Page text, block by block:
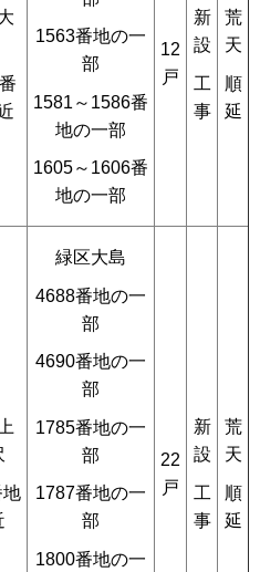
1563番地の一
部
1581～1586番
地の一部
1605～1606番
地の一部
12
戸
新
設
工
事
荒
天
順
延
緑区大島
4688番地の一
部
4690番地の一
部
1785番地の一
部
1787番地の一
部
1800番地の一
22
戸
新
設
工
事
荒
天
順
延